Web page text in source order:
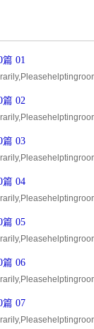
01
02
篇 03
篇 04
篇 05
篇 06
篇 07